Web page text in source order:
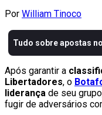
Por William Tinoco
Após garantir a
Libertadores, o
liderança de seu
fugir de adversários